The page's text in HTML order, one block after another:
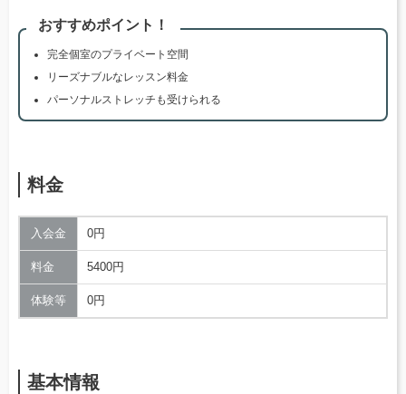
おすすめポイント！
完全個室のプライベート空間
リーズナブルなレッスン料金
パーソナルストレッチも受けられる
料金
入会金 0円
料金 5400円
体験等 0円
基本情報